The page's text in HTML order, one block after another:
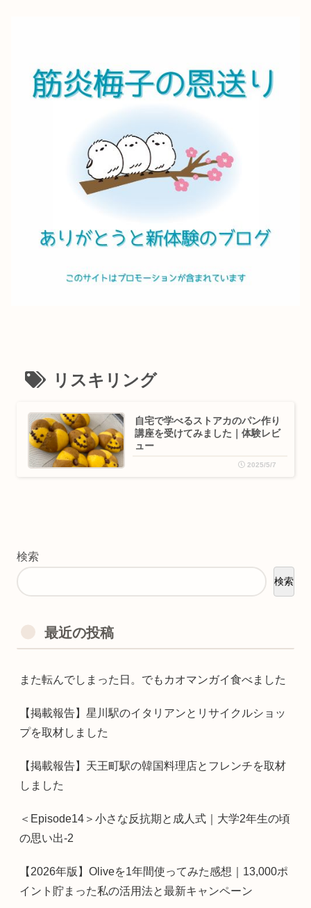
リスキリング
自宅で学べるストアカのパン作り
講座を受けてみました｜体験レビ
ュー
2025/5/7
検索
検索
最近の投稿
また転んでしまった日。でもカオマンガイ食べました
【掲載報告】星川駅のイタリアンとリサイクルショッ
プを取材しました
【掲載報告】天王町駅の韓国料理店とフレンチを取材
しました
＜Episode14＞小さな反抗期と成人式｜大学2年生の頃
の思い出-2
【2026年版】Oliveを1年間使ってみた感想｜13,000ポ
イント貯まった私の活用法と最新キャンペーン